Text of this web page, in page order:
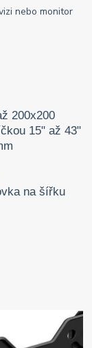
200x200
15" až 43"
na šířku